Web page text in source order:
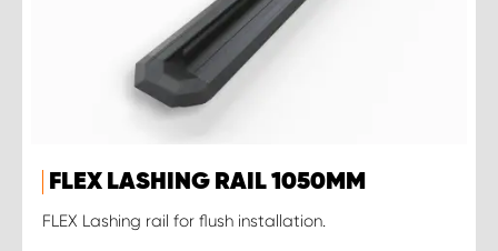
FLEX LASHING RAIL 1050MM
FLEX Lashing rail for flush installation.